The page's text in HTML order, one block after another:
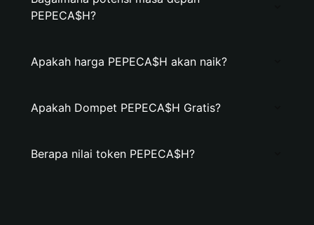
PEPECA$H?
Apakah harga PEPECA$H akan naik?
Apakah Dompet PEPECA$H Gratis?
Berapa nilai token PEPECA$H?